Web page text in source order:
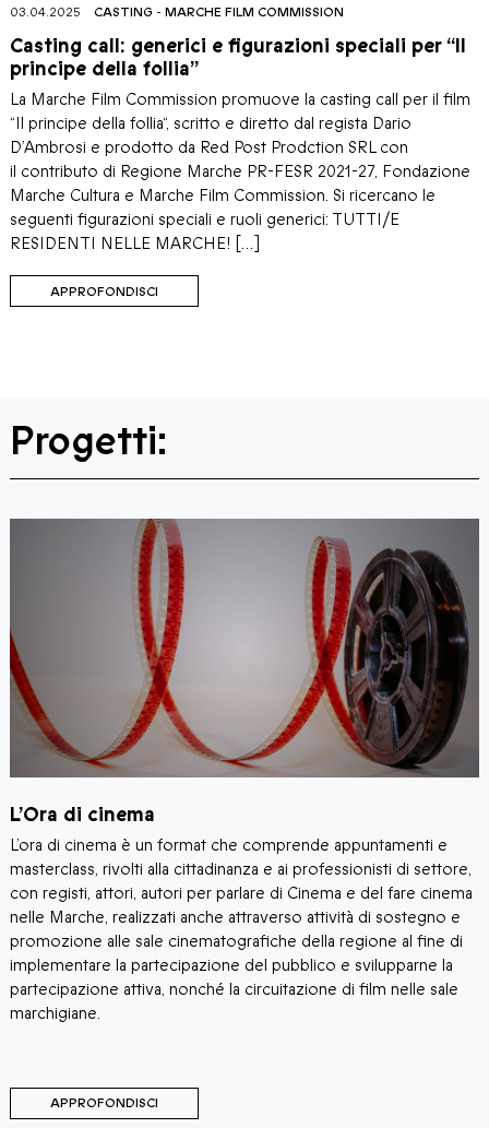
03.04.2025 CASTING - MARCHE FILM COMMISSION
Casting call: generici e figurazioni speciali per “Il
principe della follia”
La Marche Film Commission promuove la casting call per il film
“Il principe della follia“, scritto e diretto dal regista Dario
D’Ambrosi e prodotto da Red Post Prodction SRL con
il contributo di Regione Marche PR-FESR 2021-27, Fondazione
Marche Cultura e Marche Film Commission. Si ricercano le
seguenti figurazioni speciali e ruoli generici: TUTTI/E
RESIDENTI NELLE MARCHE! […]
APPROFONDISCI
Progetti:
L’Ora di cinema
L’ora di cinema è un format che comprende appuntamenti e
masterclass, rivolti alla cittadinanza e ai professionisti di settore,
con registi, attori, autori per parlare di Cinema e del fare cinema
nelle Marche, realizzati anche attraverso attività di sostegno e
promozione alle sale cinematografiche della regione al fine di
implementare la partecipazione del pubblico e svilupparne la
partecipazione attiva, nonché la circuitazione di film nelle sale
marchigiane.
APPROFONDISCI